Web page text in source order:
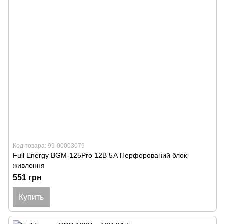
Код товара: 99-00003079
Full Energy BGM-125Pro 12В 5А Перфорований блок
живлення
551 грн
Купить